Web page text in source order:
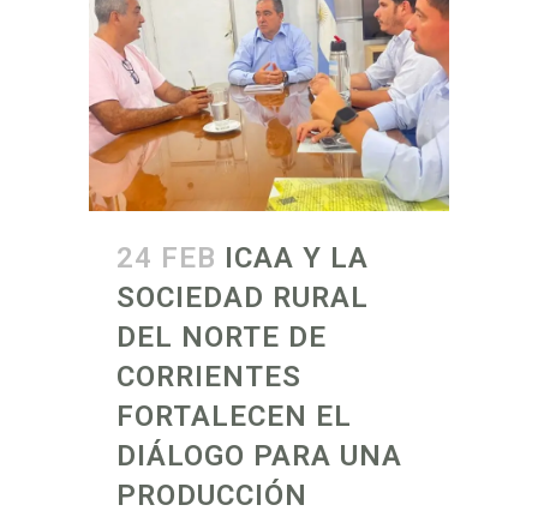
24 FEB ICAA Y LA
SOCIEDAD RURAL
DEL NORTE DE
CORRIENTES
FORTALECEN EL
DIÁLOGO PARA UNA
PRODUCCIÓN